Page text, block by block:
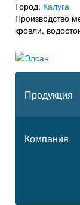
Город: Калуга
Производство
кровли,
Продукция
Компания